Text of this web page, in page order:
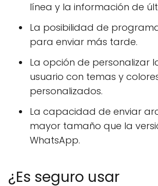
línea y la información de
La posibilidad de
para enviar más tarde.
La opción de personalizar
usuario con temas y
personalizados.
La capacidad de enviar
mayor tamaño que la
WhatsApp.
¿Es seguro usar